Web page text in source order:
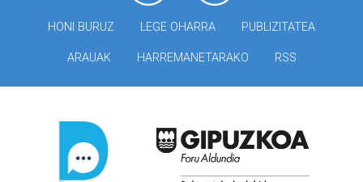
HONI BURUZ LEGE OHARRA PUBLIZITATEA
ARAUAK HARREMANETARAKO RSS